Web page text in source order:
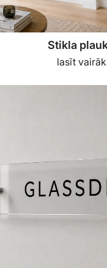
Stikla
lasīt vairāk